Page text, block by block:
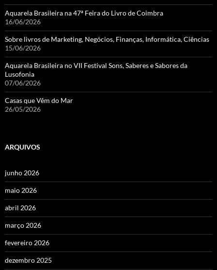
Aquarela Brasileira na 47ª Feira do Livro de Coimbra
16/06/2026
Sobre livros de Marketing, Negócios, Finanças, Informática, Ciências
15/06/2026
Aquarela Brasileira no VII Festival Sons, Saberes e Sabores da
Lusofonia
07/06/2026
Casas que Vêm do Mar
26/05/2026
ARQUIVOS
junho 2026
maio 2026
abril 2026
março 2026
fevereiro 2026
dezembro 2025